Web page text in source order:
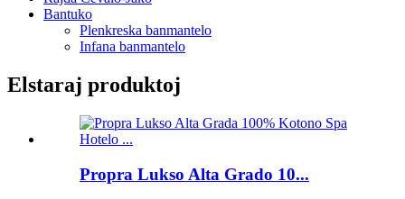
Bantuko
Plenkreska banmantelo
Infana banmantelo
Elstaraj produktoj
Propra Lukso Alta Grado 10...